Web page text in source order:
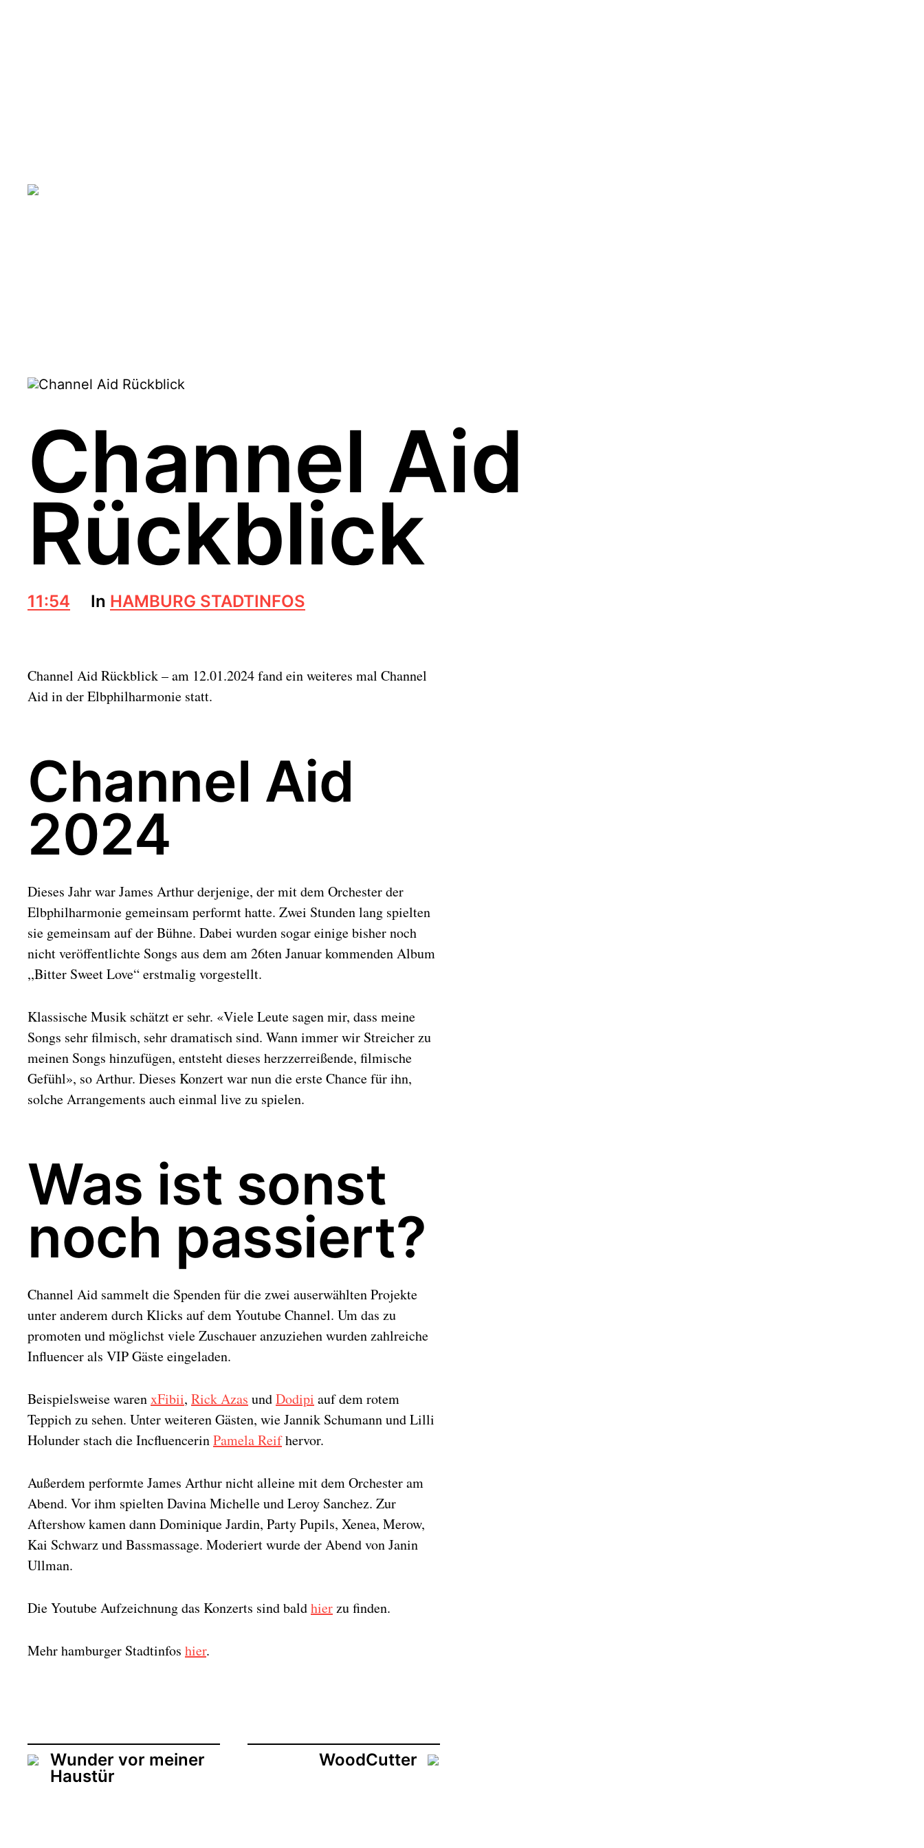
Channel Aid
Rückblick
B
e
a
g
s
u
m
11:54 In HAMBURG STADTINFOS
Channel Aid Rückblick – am 12.01.2024 fand ein weiteres mal Channel
Aid in der Elbphilharmonie statt.
Channel Aid
2024
Dieses Jahr war James Arthur derjenige, der mit dem Orchester der
Elbphilharmonie gemeinsam performt hatte. Zwei Stunden lang spielten
sie gemeinsam auf der Bühne. Dabei wurden sogar einige bisher noch
nicht veröffentlichte Songs aus dem am 26ten Januar kommenden Album
,,Bitter Sweet Love“ erstmalig vorgestellt.
Klassische Musik schätzt er sehr. «Viele Leute sagen mir, dass meine
Songs sehr filmisch, sehr dramatisch sind. Wann immer wir Streicher zu
meinen Songs hinzufügen, entsteht dieses herzzerreißende, filmische
Gefühl», so Arthur. Dieses Konzert war nun die erste Chance für ihn,
solche Arrangements auch einmal live zu spielen.
Was ist sonst
noch passiert?
Channel Aid sammelt die Spenden für die zwei auserwählten Projekte
unter anderem durch Klicks auf dem Youtube Channel. Um das zu
promoten und möglichst viele Zuschauer anzuziehen wurden zahlreiche
Influencer als VIP Gäste eingeladen.
Beispielsweise warenxFibii, Rick Azas undDodipi auf dem rotem
Teppich zu sehen. Unter weiteren Gästen, wie Jannik Schumann und Lilli
Holunder stach die IncfluencerinPamela Reifhervor.
Außerdem performte James Arthur nicht alleine mit dem Orchester am
Abend. Vor ihm spielten Davina Michelle und Leroy Sanchez. Zur
Aftershow kamen dann Dominique Jardin, Party Pupils, Xenea, Merow,
Kai Schwarz und Bassmassage. Moderiert wurde der Abend von Janin
Ullman.
Die Youtube Aufzeichnung das Konzerts sind baldhierzu finden.
Mehr hamburger Stadtinfos hier.
Wunder vor meiner
Haustür
WoodCutter